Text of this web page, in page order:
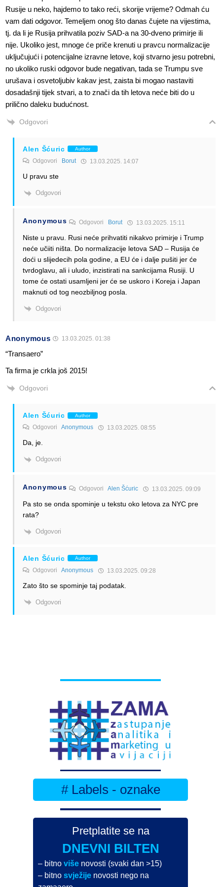
Rusije u neko, hajdemo to tako reći, skorije vrijeme? Odmah ću
vam dati odgovor. Temeljem onog što danas čujete na vijestima,
tj. da li je Rusija prihvatila poziv SAD-a na 30-dveno primirje ili
nije. Ukoliko jest, mnoge će priče krenuti u pravcu normalizacije
uključujući i potencijalne izravne letove, koji stvarno jesu potrebni,
no ukoliko ruski odgovor bude negativan, tada se Trumpu sve
urušava i osvetoljubiv kakav jest, zaista bi mogao nastaviti
dosadašnji tijek stvari, a to znači da tih letova neće biti do u
prilično daleku budućnost.
Odgovori
Alen Šćuric Author
Odgovori Borut 13.03.2025. 14:07
U pravu ste
Odgovori
Anonymous Odgovori Borut 13.03.2025. 15:11
Niste u pravu. Rusi neće prihvatiti nikakvo primirje i Trump
neće učiiti ništa. Do normalizacije letova SAD – Rusija će
doći u slijedecih pola godine, a EU će i dalje pušiti jer će
tvrdoglavu, ali i uludo, inzistirati na sankcijama Rusiji. U
tome će ostati usamljeni jer će se uskoro i Koreja i Japan
maknuti od tog neozbiljnog posla.
Odgovori
Anonymous 13.03.2025. 01:38
“Transaero”
Ta firma je crkla još 2015!
Odgovori
Alen Šćuric Author
Odgovori Anonymous 13.03.2025. 08:55
Da, je.
Odgovori
Anonymous OdgovoriAlen Šćuric 13.03.2025. 09:09
Pa sto se onda spominje u tekstu oko letova za NYC pre
rata?
Odgovori
Alen Šćuric Author
Odgovori Anonymous 13.03.2025. 09:28
Zato što se spominje taj podatak.
Odgovori
# Labels - oznake
Pretplatite se na
DNEVNI BILTEN
– bitnoviše novosti (svaki dan >15)
– bitnosvježije novosti nego na